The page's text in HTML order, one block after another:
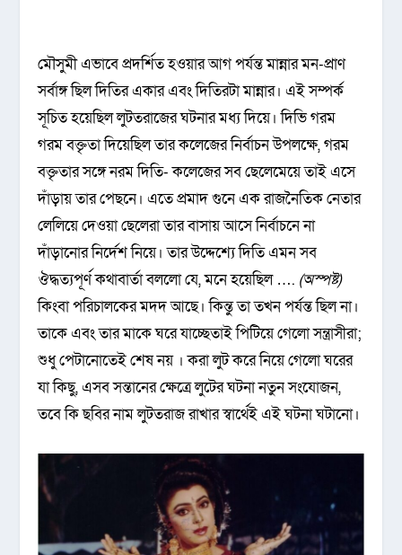
মৌসুমী এভাবে প্রদর্শিত হওয়ার আগ পর্যন্ত মান্নার মন-প্রাণ
সর্বাঙ্গ ছিল দিতির একার এবং দিতিরটা মান্নার। এই সম্পর্ক
সূচিত হয়েছিল লুটতরাজের ঘটনার মধ্য দিয়ে। দিভি গরম
গরম বক্তৃতা দিয়েছিল তার কলেজের নির্বাচন উপলক্ষে, গরম
বক্তৃতার সঙ্গে নরম দিতি- কলেজের সব ছেলেমেয়ে তাই এসে
দাঁড়ায় তার পেছনে। এতে প্রমাদ গুনে এক রাজনৈতিক নেতার
লেলিয়ে দেওয়া ছেলেরা তার বাসায় আসে নির্বাচনে না
দাঁড়ানোর নির্দেশ নিয়ে। তার উদ্দেশ্যে দিতি এমন সব
ঔদ্ধত্যপূর্ণ কথাবার্তা বললো যে, মনে হয়েছিল …. (অস্পষ্ট)
কিংবা পরিচালকের মদদ আছে। কিন্তু তা তখন পর্যন্ত ছিল না।
তাকে এবং তার মাকে ঘরে যাচ্ছেতাই পিটিয়ে গেলো সন্ত্রাসীরা;
শুধু পেটানোতেই শেষ নয় । করা লুট করে নিয়ে গেলো ঘরের
যা কিছু, এসব সন্তানের ক্ষেত্রে লুটের ঘটনা নতুন সংযোজন,
তবে কি ছবির নাম লুটতরাজ রাখার স্বার্থেই এই ঘটনা ঘটানো।